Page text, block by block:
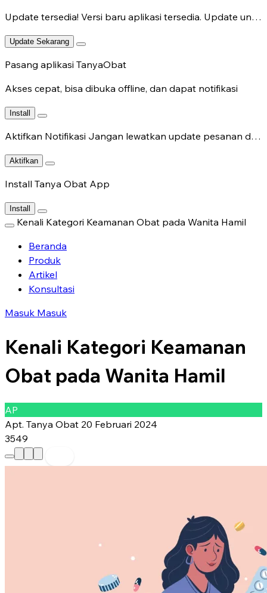
Update tersedia! Versi baru aplikasi tersedia. Update untuk fitur terbaru.
Update Sekarang
Pasang aplikasi TanyaObat
Akses cepat, bisa dibuka offline, dan dapat notifikasi
Install
Aktifkan Notifikasi Jangan lewatkan update pesanan dan chat dokter.
Aktifkan
Install Tanya Obat App
Install
Kenali Kategori Keamanan Obat pada Wanita Hamil
Beranda
Produk
Artikel
Konsultasi
Masuk Masuk
Kenali Kategori Keamanan
Obat pada Wanita Hamil
AP
Apt. Tanya Obat 20 Februari 2024
3549